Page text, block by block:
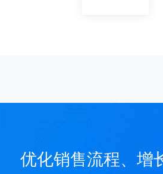
优化销售流程、增